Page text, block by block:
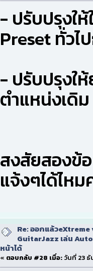
- ปรับปรุงใ
Preset ทั่ว
- ปรับปรุงใ
ตำแหน่งเดิม
สงสัยสองข้
แจ้งๆได้ไห
Re: ออกแล้ว
GuitarJazz เล่น
หน้าได้
« ตอบกลับ #28 เมื่อ: วันที่ 23 ธั